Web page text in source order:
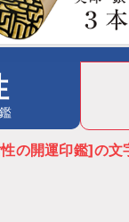
の開運印鑑]の文